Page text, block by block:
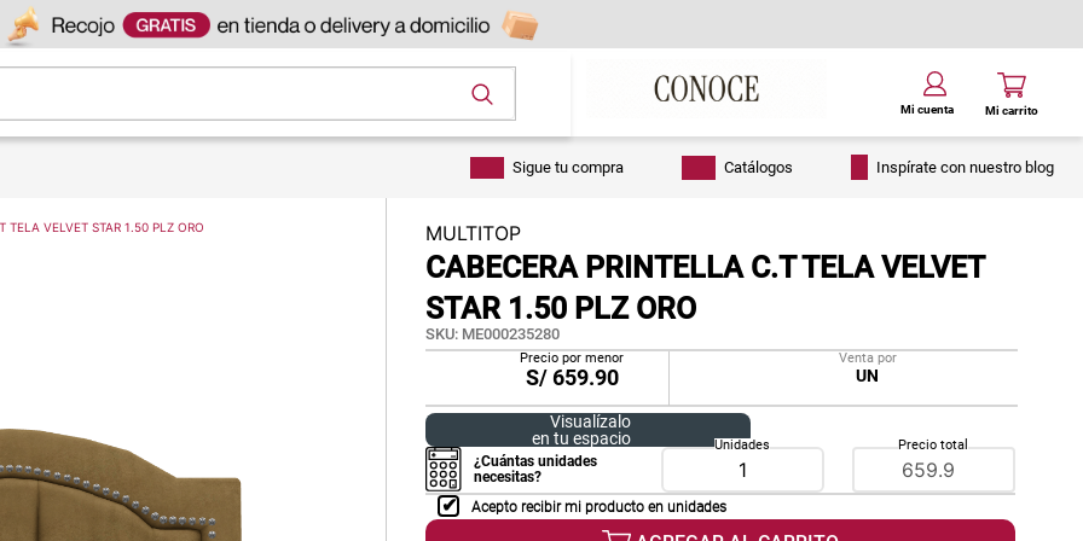
Sigue tu compra Catálogos Inspírate con nuestro blog
TELA VELVET STAR 1.50 PLZ ORO MULTITOP
CABECERA PRINTELLA C.T TELA VELVET
STAR 1.50 PLZ ORO
SKU: ME000235280
Precio por menor
S/659.90
Venta por
UN
Visualízalo
en tu espacio
¿Cuántas unidades
necesitas?
Unidades Precio total
Acepto recibir mi producto en unidades